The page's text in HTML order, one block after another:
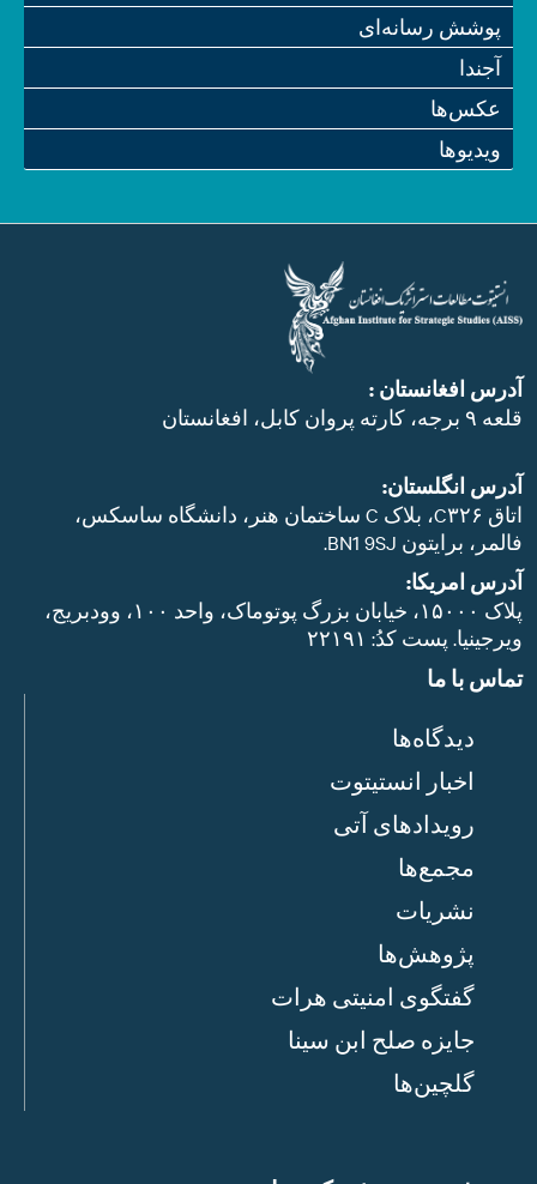
پوشش رسانه‌ای
آجندا
عکس‌ها
ویدیو‌ها
آدرس افغانستان :
قلعه ۹ برجه، کارته پروان کابل، افغانستان
آدرس انگلستان:
اتاق C۳۲۶، بلاک C ساختمان هنر، دانشگاه ساسکس،
فالمر، برایتون BN1 9SJ.
آدرس امریکا:
پلاک ۱۵۰۰۰، خیابان بزرگ پوتوماک، واحد ۱۰۰، وودبریج،
ویرجینیا. پست‌ کدُ: ۲۲۱۹۱
تماس با ما
دیدگاه‌ها
اخبار انستیتوت
رویدادهای آتی
مجمع‌ها
نشریات
پژوهش‌ها
گفتگوی امنیتی هرات
جایزه صلح ابن سینا
گلچین‌ها